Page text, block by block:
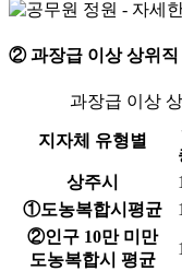
② 과장급 이상 상위직
과장급 이상
지자체 유형별
상주시
①도농복합시평균
②인구 10만 미만
도농복합시 평균